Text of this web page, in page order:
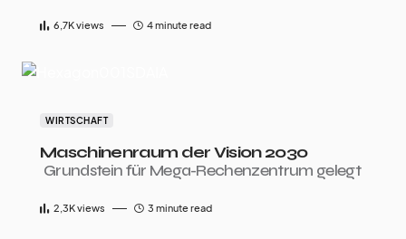
6,7Kviews 4 minute read
WIRTSCHAFT
Maschinenraum der Vision 2030
Grundstein für Mega-Rechenzentrum gelegt
2,3Kviews 3 minute read